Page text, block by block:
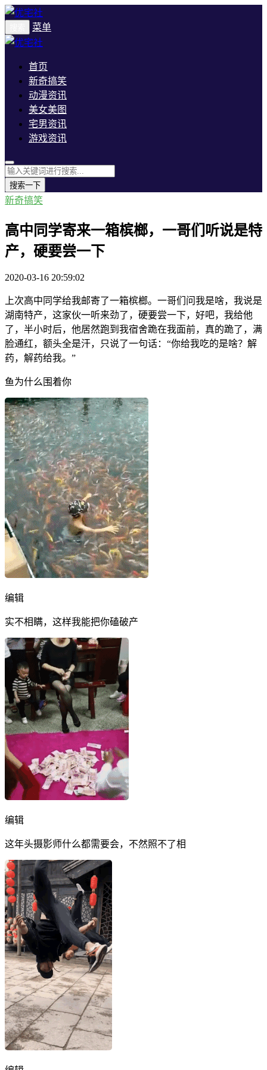
菜单
首页
新奇搞笑
动漫资讯
美女美图
宅男资讯
游戏资讯
搜索一下
新奇搞笑
高中同学寄来一箱槟榔，一哥们听说是特
产，硬要尝一下
2020-03-16 20:59:02
上次高中同学给我邮寄了一箱槟榔。一哥们问我是啥，我说是
湖南特产，这家伙一听来劲了，硬要尝一下，好吧，我给他
了，半小时后，他居然跑到我宿舍跪在我面前，真的跪了，满
脸通红，额头全是汗，只说了一句话：“你给我吃的是啥？解
药，解药给我。”
鱼为什么围着你
编辑
实不相瞒，这样我能把你磕破产
编辑
这年头摄影师什么都需要会，不然照不了相